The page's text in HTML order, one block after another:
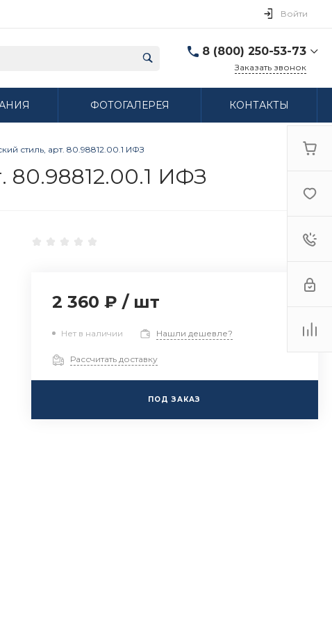
Войти
8 (800) 250-53-73
г. Нижний Новгород,
Заказать звонок
ФОТОГАЛЕРЕЯ КОНТАКТЫ
стиль, арт. 80.98812.00.1 ИФЗ
80.98812.00.1 ИФЗ
2 360 ₽ / шт
Нет в наличии Нашли дешевле?
Рассчитать доставку
ПОД ЗАКАЗ